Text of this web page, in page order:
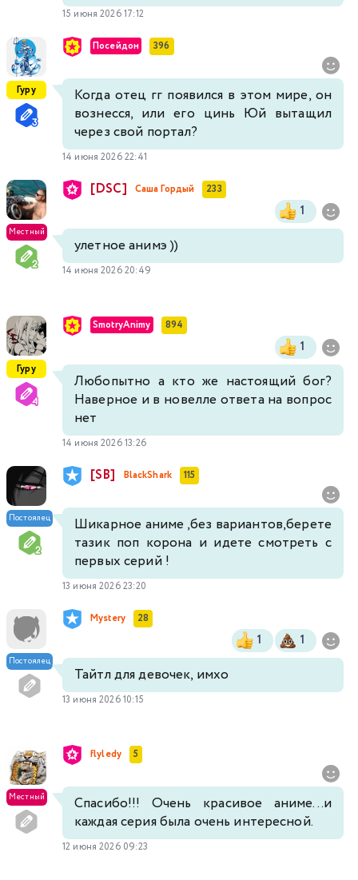
15 июня 2026 17:12
Гуру
Посейдон 396
Когда отец гг появился в этом мире, он
вознесся, или его цинь Юй вытащил
через свой портал?
14 июня 2026 22:41
Местный
[DSC] Саша Гордый 233
1
улетное анимэ ))
14 июня 2026 20:49
Гуру
SmotryAnimy 894
1
Любопытно а кто же настоящий бог?
Наверное и в новелле ответа на вопрос
нет
14 июня 2026 13:26
Постоялец
[SB] BlackShark 115
Шикарное аниме ,без вариантов,берете
тазик поп корона и идете смотреть с
первых серий !
13 июня 2026 23:20
Постоялец
Mystery 28
1 1
Тайтл для девочек, имхо
13 июня 2026 10:15
Местный
flyledy 5
Спасибо!!! Очень красивое аниме...и
каждая серия была очень интересной.
12 июня 2026 09:23